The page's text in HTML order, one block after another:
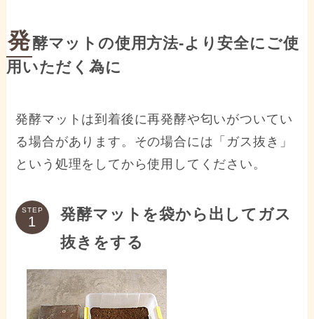
発酵マットの使用方法-より安全にご使
用いただく為に
発酵マットは到着後に再発酵や匂いがついてい
る場合があります。その場合には「ガス抜き」
という処理をしてから使用してください。
STEP
発酵マットを袋から出してガス
抜きをする